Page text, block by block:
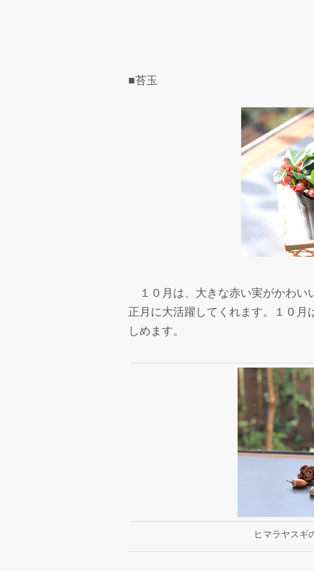
■苔玉
１０月は、大きな赤い実がかわい
正月に大活躍してくれます。１０
しめます。
ヒマラヤスギ